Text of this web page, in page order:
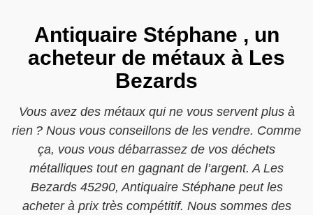
Antiquaire Stéphane , un
acheteur de métaux à Les
Bezards
Vous avez des métaux qui ne vous servent plus à
rien ? Nous vous conseillons de les vendre. Comme
ça, vous vous débarrassez de vos déchets
métalliques tout en gagnant de l’argent. A Les
Bezards 45290, Antiquaire Stéphane peut les
acheter à prix très compétitif. Nous sommes des